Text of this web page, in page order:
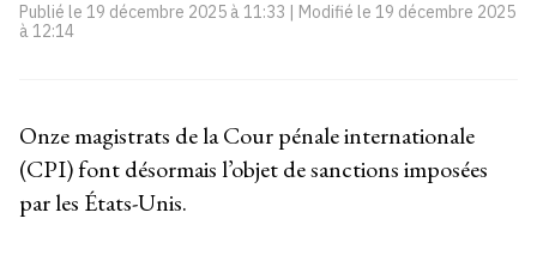
Publié le 19 décembre 2025 à 11:33 | Modifié le 19 décembre 2025
à 12:14
Onze magistrats de la Cour pénale internationale
(CPI) font désormais l’objet de sanctions imposées
par les États-Unis.